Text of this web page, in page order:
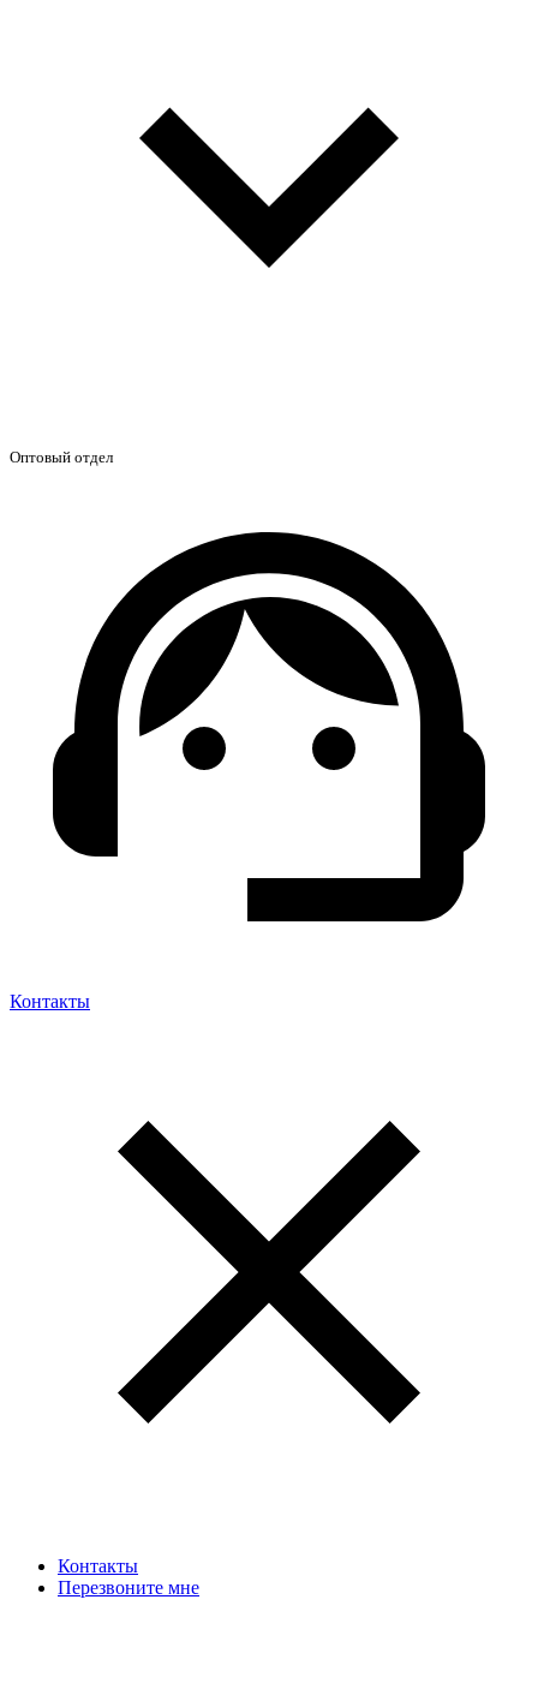
Оптовый отдел
Контакты
Контакты
Перезвоните мне